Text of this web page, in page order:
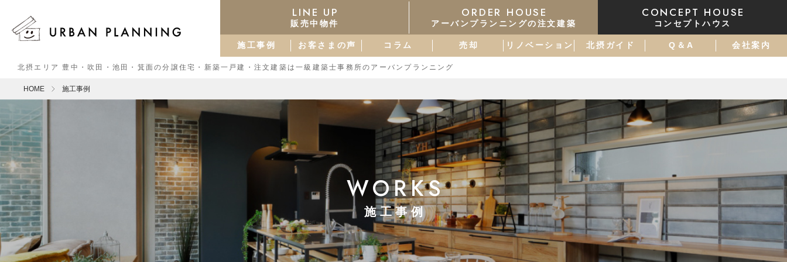
LINE UP
販売中物件
ORDER HOUSE
アーバンプランニングの注文建築
CONCEPT HOUSE
コンセプトハウス
施工事例 お客さまの声 コラム 売却 リノベーション 北摂ガイド Q＆A 会社案内
北摂エリア 豊中・吹田・池田・箕面の分譲住宅・新築一戸建・注文建築は一級建築士事務所のアーバンプランニング
HOME 施工事例
WORKS
施工事例